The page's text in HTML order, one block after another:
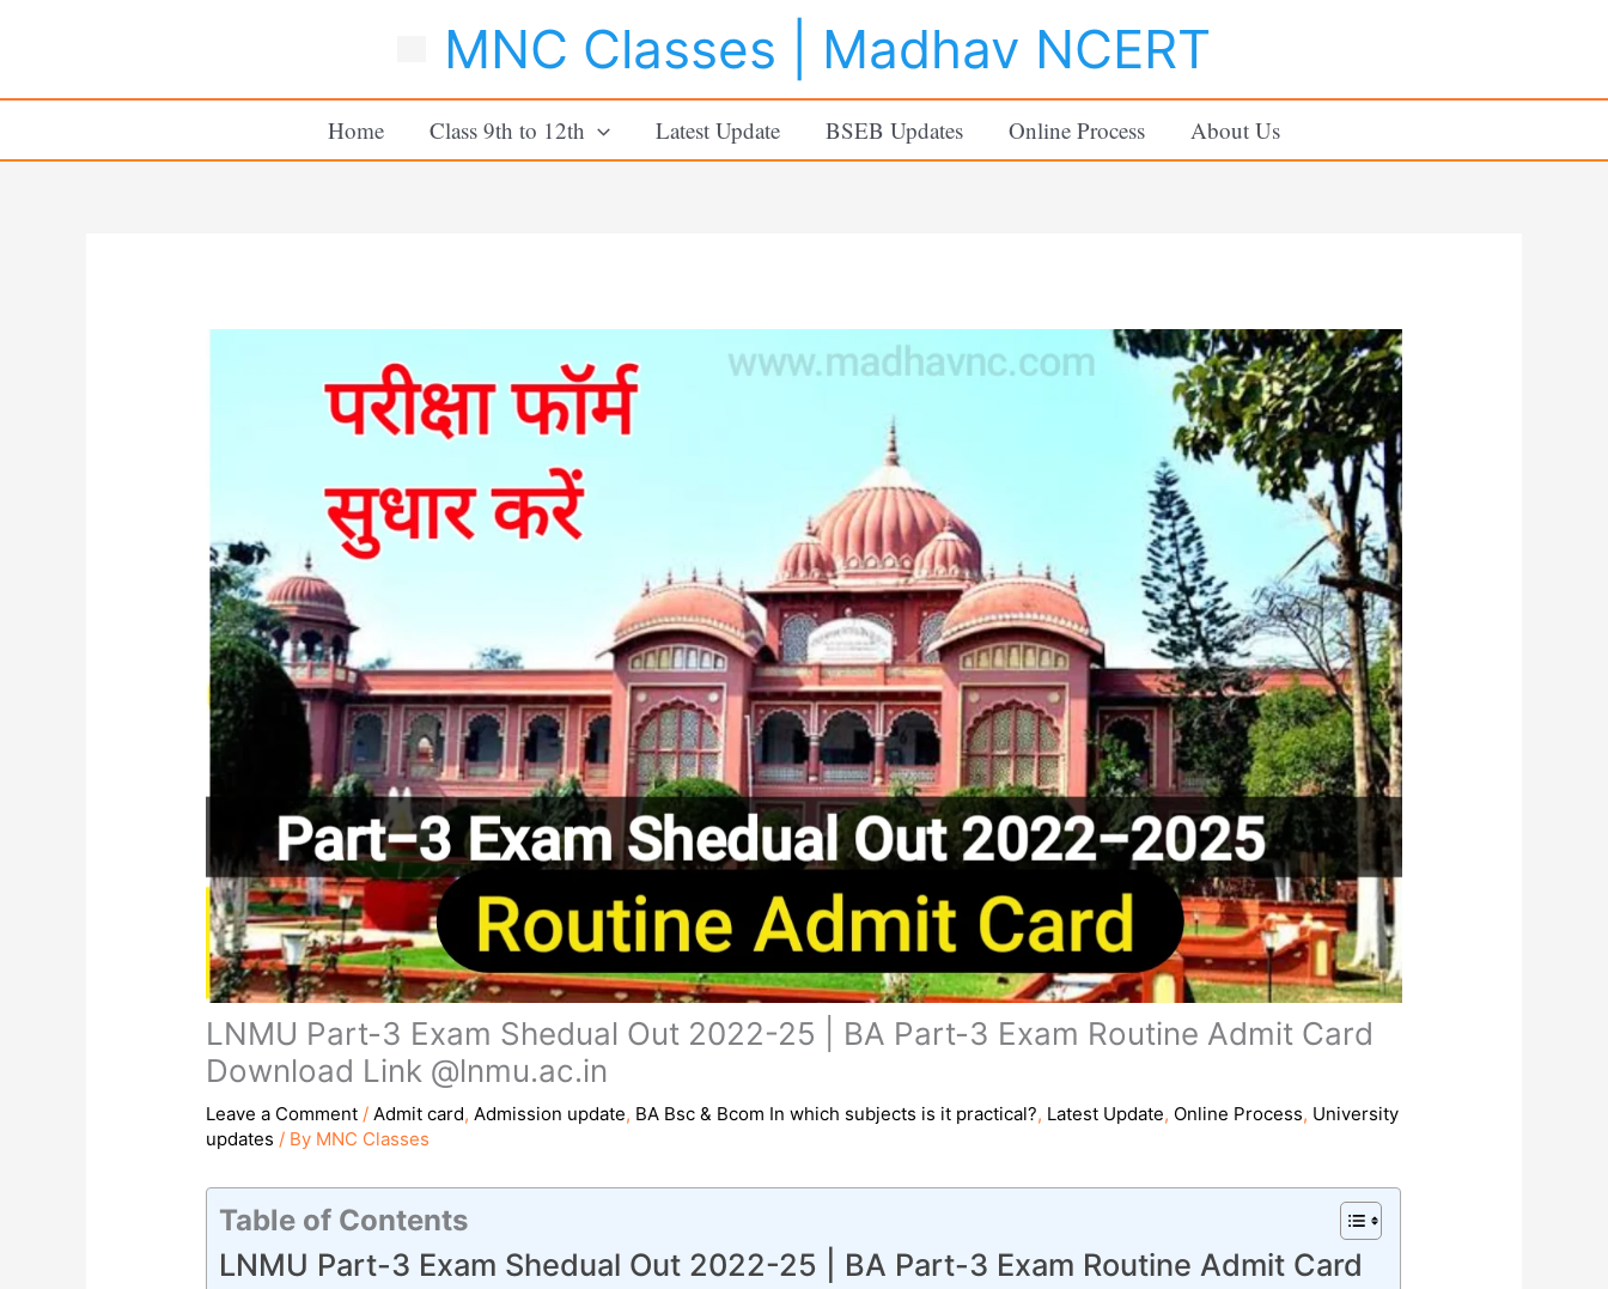
MNC Classes | Madhav NCERT
Home Class 9th to 12th Latest Update BSEB Updates Online Process About Us
LNMU Part-3 Exam Shedual Out 2022-25 | BA Part-3 Exam Routine Admit Card
Download Link @lnmu.ac.in
Leave a Comment / Admit card, Admission update, BA Bsc & Bcom In which subjects is it practical?, Latest Update, Online Process, University
updates / By MNC Classes
Table of Contents
LNMU Part-3 Exam Shedual Out 2022-25 | BA Part-3 Exam Routine Admit Card